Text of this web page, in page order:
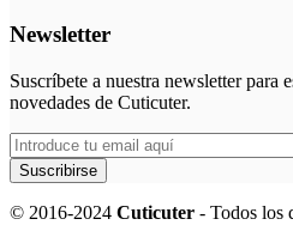
Newsletter
Suscríbete a nuestra newsletter para
novedades de Cuticuter.
© 2016-2024 Cuticuter - Todos los